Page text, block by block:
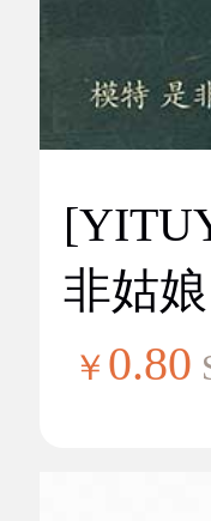
非姑
￥ 0.80